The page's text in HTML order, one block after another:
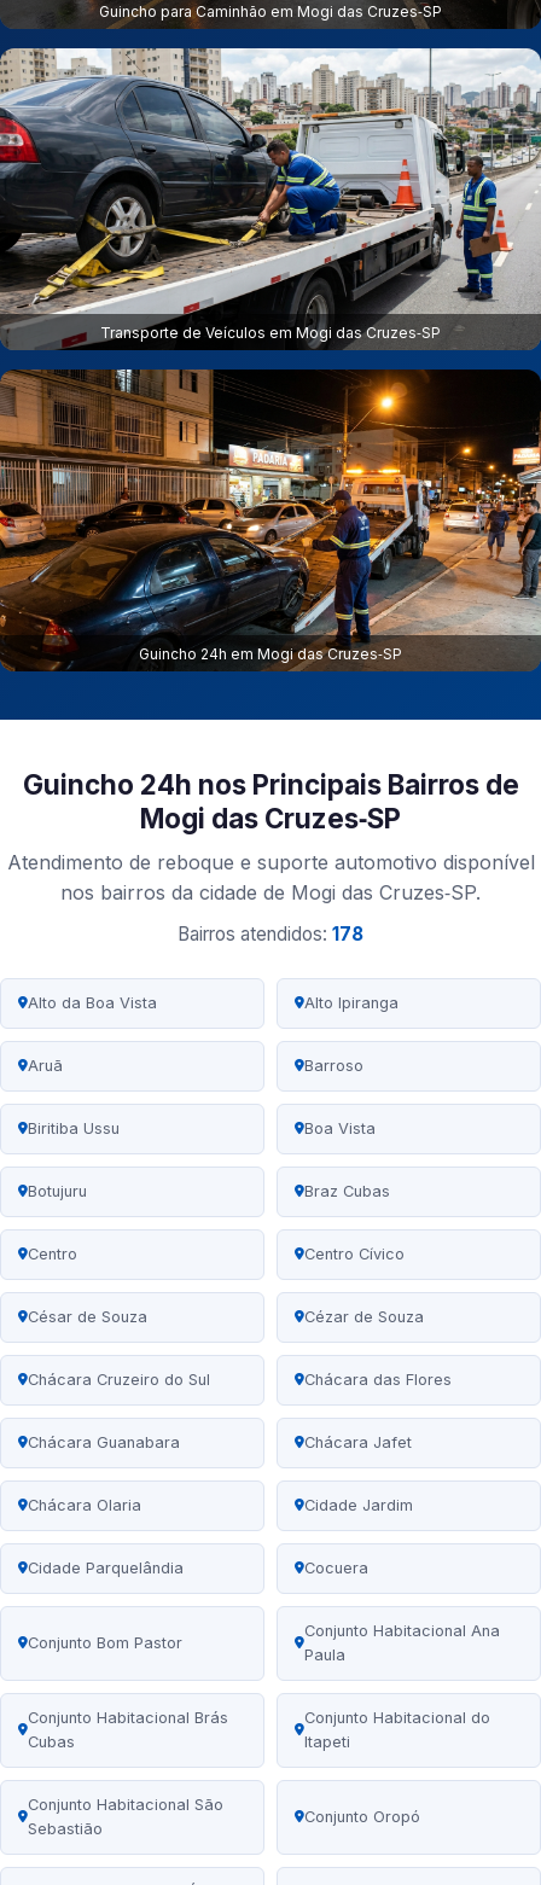
Guincho para Caminhão em Mogi das Cruzes‑SP
Transporte de Veículos em Mogi das Cruzes‑SP
Guincho 24h em Mogi das Cruzes‑SP
Guincho 24h nos Principais Bairros de
Mogi das Cruzes‑SP
Atendimento de reboque e suporte automotivo disponível
nos bairros da cidade de Mogi das Cruzes‑SP.
Bairros atendidos: 178
Alto da Boa Vista Alto Ipiranga
Aruã Barroso
Biritiba Ussu Boa Vista
Botujuru Braz Cubas
Centro Centro Cívico
César de Souza Cézar de Souza
Chácara Cruzeiro do Sul Chácara das Flores
Chácara Guanabara Chácara Jafet
Chácara Olaria Cidade Jardim
Cidade Parquelândia Cocuera
Conjunto Bom Pastor
Conjunto Habitacional Ana
Paula
Conjunto Habitacional Brás
Cubas
Conjunto Habitacional do
Itapeti
Conjunto Habitacional São
Sebastião
Conjunto Oropó